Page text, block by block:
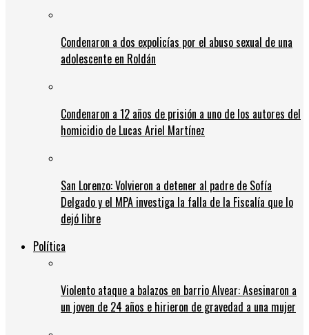
Condenaron a dos expolicías por el abuso sexual de una
adolescente en Roldán
Condenaron a 12 años de prisión a uno de los autores del
homicidio de Lucas Ariel Martínez
San Lorenzo: Volvieron a detener al padre de Sofía
Delgado y el MPA investiga la falla de la Fiscalía que lo
dejó libre
Política
Violento ataque a balazos en barrio Alvear: Asesinaron a
un joven de 24 años e hirieron de gravedad a una mujer